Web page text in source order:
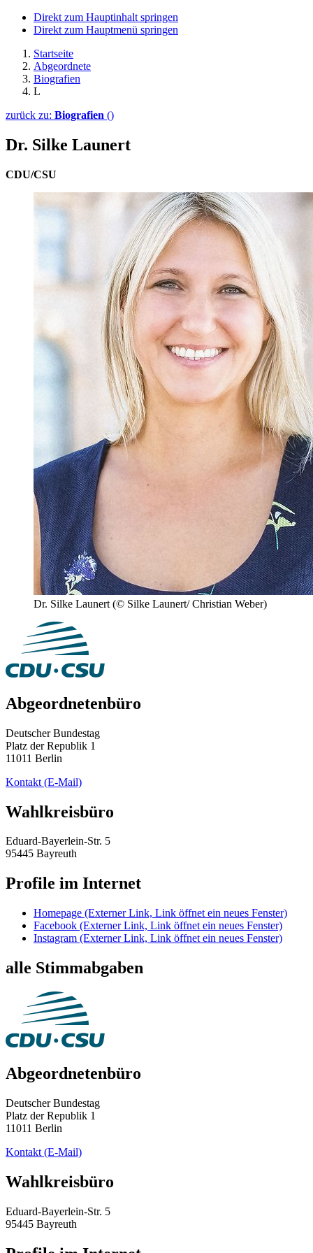
Direkt zum Hauptinhalt springen
Direkt zum Hauptmenü springen
Startseite
Abgeordnete
Biografien
L
zurück zu: Biografien ()
Dr. Silke Launert
CDU/CSU
Dr. Silke Launert (© Silke Launert/ Christian Weber)
Abgeordnetenbüro
Deutscher Bundestag
Platz der Republik 1
11011 Berlin
Kontakt (E-Mail)
Wahlkreisbüro
Eduard-Bayerlein-Str. 5
95445 Bayreuth
Profile im Internet
Homepage (Externer Link, Link öffnet ein neues Fenster)
Facebook (Externer Link, Link öffnet ein neues Fenster)
Instagram (Externer Link, Link öffnet ein neues Fenster)
alle Stimmabgaben
Abgeordnetenbüro
Deutscher Bundestag
Platz der Republik 1
11011 Berlin
Kontakt (E-Mail)
Wahlkreisbüro
Eduard-Bayerlein-Str. 5
95445 Bayreuth